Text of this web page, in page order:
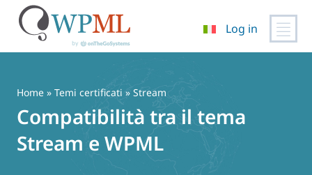
contenuto
Log in
Home » Temi certificati » Stream
Compatibilità tra il tema
Stream e WPML